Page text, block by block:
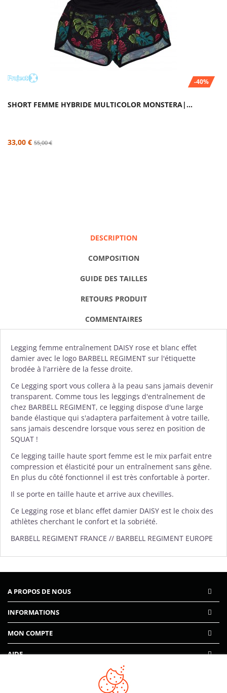
-40%
SHORT FEMME HYBRIDE MULTICOLOR MONSTERA|...
33,00 € 55,00 €
DESCRIPTION
COMPOSITION
GUIDE DES TAILLES
RETOURS PRODUIT
COMMENTAIRES
Legging femme entraînement DAISY rose et blanc effet
damier avec le logo BARBELL REGIMENT sur l'étiquette
brodée à l'arrière de la fesse droite.
Ce Legging sport vous collera à la peau sans jamais devenir
transparent. Comme tous les leggings d'entraînement de
chez BARBELL REGIMENT, ce legging dispose d'une large
bande élastique qui s'adaptera parfaitement à votre taille,
sans jamais descendre lorsque vous serez en position de
SQUAT !
Ce legging taille haute sport femme est le mix parfait entre
compression et élasticité pour un entraînement sans gêne.
En plus du côté fonctionnel il est très confortable à porter.
Il se porte en taille haute et arrive aux chevilles.
Ce Legging rose et blanc effet damier DAISY est le choix des
athlètes cherchant le confort et la sobriété.
BARBELL REGIMENT FRANCE // BARBELL REGIMENT EUROPE
A PROPOS DE NOUS
INFORMATIONS
MON COMPTE
AIDE